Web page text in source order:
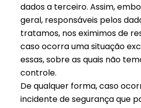
dados a terceiro. Assim,
geral, responsáveis pelos
tratamos, nos eximimos de
caso ocorra uma situação
essas, sobre as quais não
controle.
De qualquer forma, caso
incidente de segurança que